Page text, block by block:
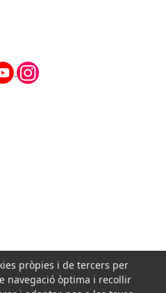
pròpies i de tercers per
navegació òptima i recollir